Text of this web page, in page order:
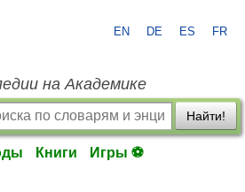
EN DE ES FR
на Академике
Найти!
Книги Игры ⚽